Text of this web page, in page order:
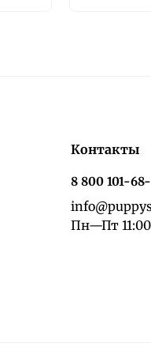
Контакты
8 800 101-
Пн—Пт